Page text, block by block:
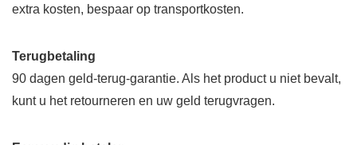
extra kosten, bespaar op transportkosten.
Terugbetaling
90 dagen geld-terug-garantie. Als het product u niet bevalt,
kunt u het retourneren en uw geld terugvragen.